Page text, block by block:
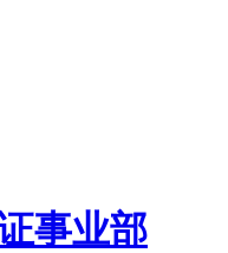
事业部